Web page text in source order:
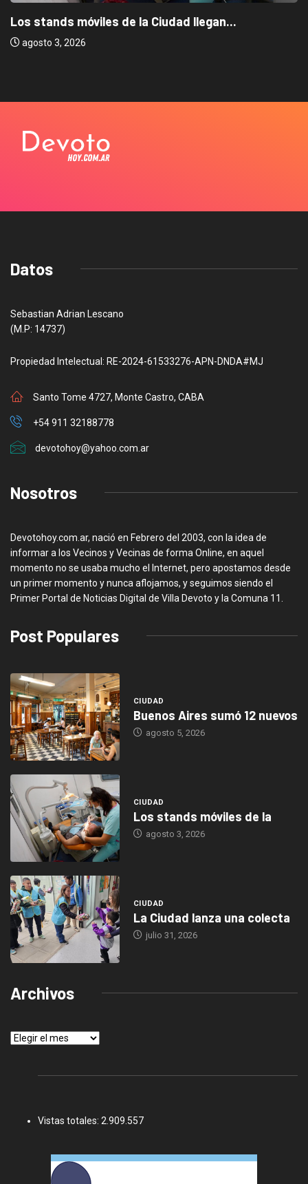
Los stands móviles de la Ciudad llegan...
agosto 3, 2026
Datos
Sebastian Adrian Lescano
(M.P: 14737)
Propiedad Intelectual: RE-2024-61533276-APN-DNDA#MJ
Santo Tome 4727, Monte Castro, CABA
+54 911 32188778
devotohoy@yahoo.com.ar
Nosotros
Devotohoy.com.ar, nació en Febrero del 2003, con la idea de
informar a los Vecinos y Vecinas de forma Online, en aquel
momento no se usaba mucho el Internet, pero apostamos desde
un primer momento y nunca aflojamos, y seguimos siendo el
Primer Portal de Noticias Digital de Villa Devoto y la Comuna 11.
Post Populares
CIUDAD
Buenos Aires sumó 12 nuevos
agosto 5, 2026
CIUDAD
Los stands móviles de la
agosto 3, 2026
CIUDAD
La Ciudad lanza una colecta
julio 31, 2026
Archivos
Archivos
Vistas totales: 2.909.557